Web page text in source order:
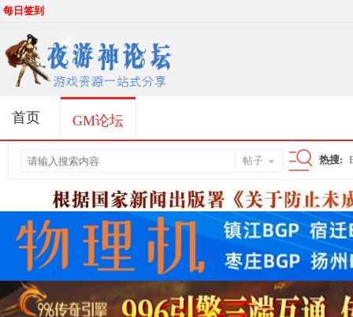
每日签到
首页 GM论坛
帖子
索
热搜: